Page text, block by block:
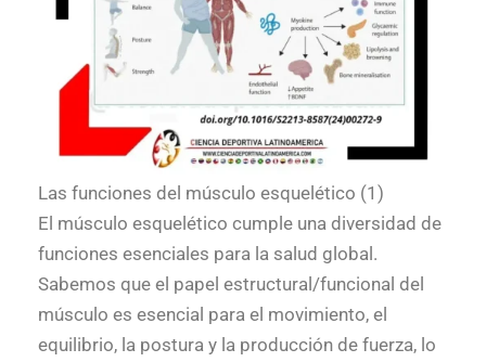
Las funciones del músculo esquelético (1)
El músculo esquelético cumple una diversidad de
funciones esenciales para la salud global.
Sabemos que el papel estructural/funcional del
músculo es esencial para el movimiento, el
equilibrio, la postura y la producción de fuerza, lo